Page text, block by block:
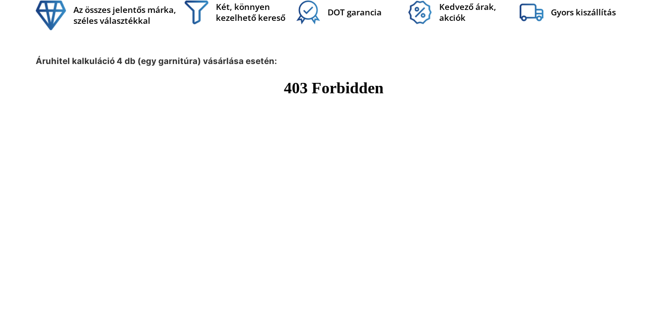
Az összes jelentős márka,
széles választékkal
Két, könnyen
kezelhető kereső
DOT garancia
Kedvező árak,
akciók
Gyors kiszállítás
Áruhitel kalkuláció 4 db (egy garnitúra) vásárlása esetén: